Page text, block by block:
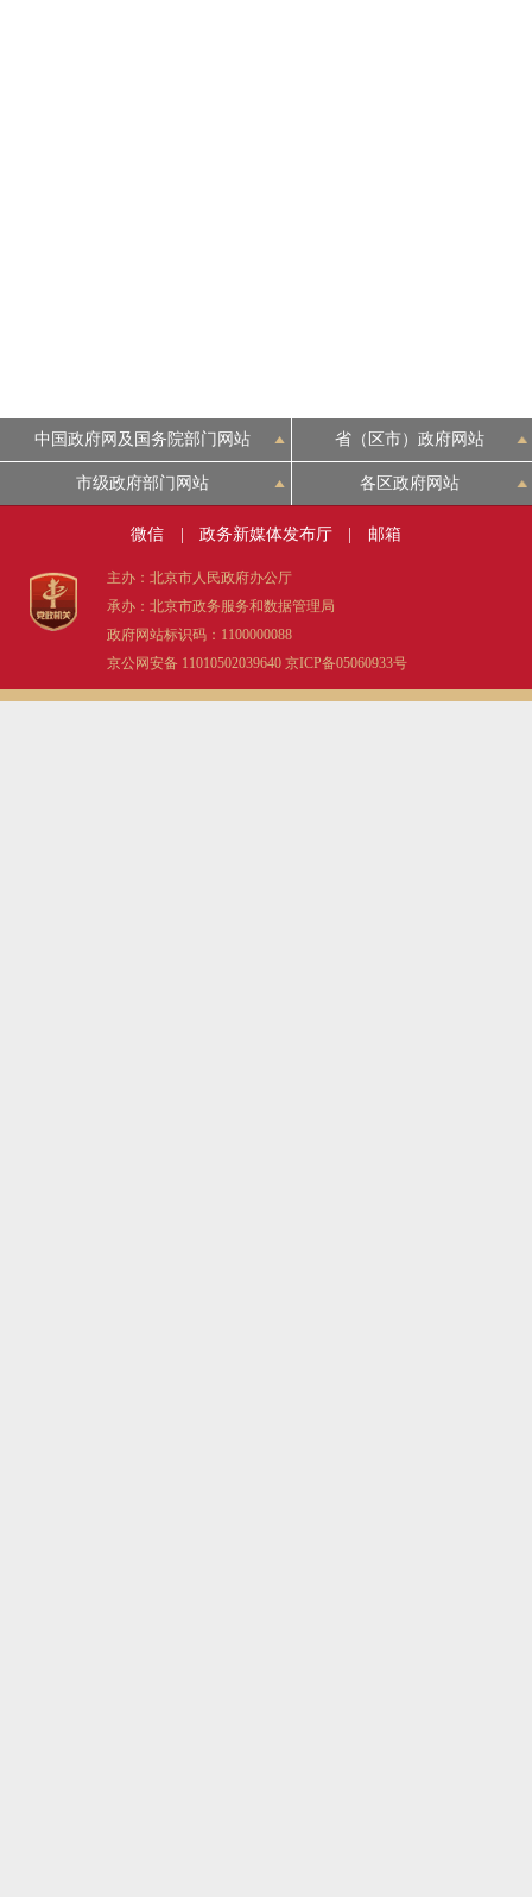
中国政府网及国务院部门网站 省（区市）政府网站
市级政府部门网站 各区政府网站
微信 政务新媒体发布厅 邮箱
主办：北京市人民政府办公厅
承办：北京市政务服务和数据管理局
政府网站标识码：1100000088
京公网安备 11010502039640 京ICP备05060933号